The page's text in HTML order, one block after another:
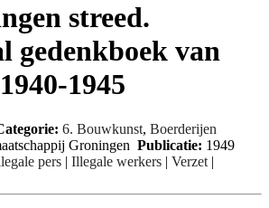
streed.
gedenkboek van
1945
6. Bouwkunst, Boerderijen
Groningen Publicatie: 1949
pers | Illegale werkers | Verzet |